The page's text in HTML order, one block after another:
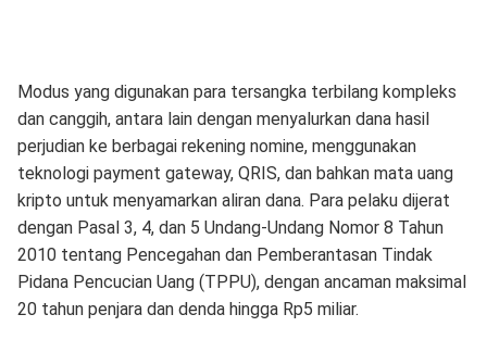
Modus yang digunakan para tersangka terbilang kompleks
dan canggih, antara lain dengan menyalurkan dana hasil
perjudian ke berbagai rekening nomine, menggunakan
teknologi payment gateway, QRIS, dan bahkan mata uang
kripto untuk menyamarkan aliran dana. Para pelaku dijerat
dengan Pasal 3, 4, dan 5 Undang-Undang Nomor 8 Tahun
2010 tentang Pencegahan dan Pemberantasan Tindak
Pidana Pencucian Uang (TPPU), dengan ancaman maksimal
20 tahun penjara dan denda hingga Rp5 miliar.